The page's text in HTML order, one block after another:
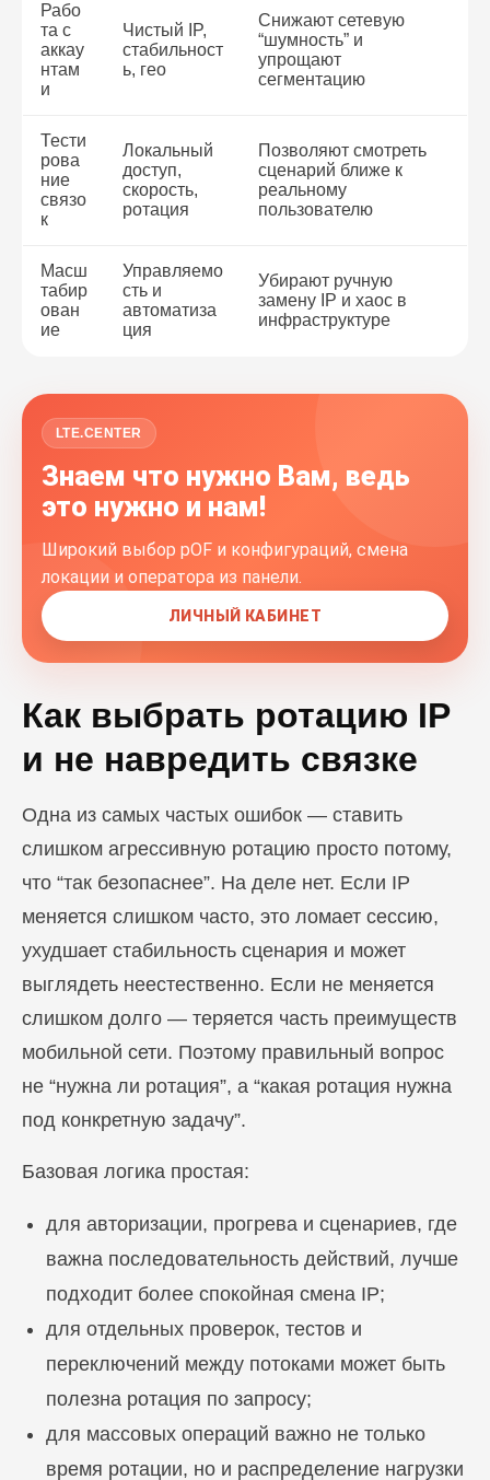
Рабо
та с
аккау
нтам
и
Чистый IP,
стабильност
ь, гео
Снижают сетевую
“шумность” и
упрощают
сегментацию
Тести
рова
ние
связо
к
Локальный
доступ,
скорость,
ротация
Позволяют смотреть
сценарий ближе к
реальному
пользователю
Масш
табир
ован
ие
Управляемо
сть и
автоматиза
ция
Убирают ручную
замену IP и хаос в
инфраструктуре
LTE.CENTER
Знаем что нужно Вам, ведь
это нужно и нам!
Широкий выбор pOF и конфигураций, смена
локации и оператора из панели.
ЛИЧНЫЙ КАБИНЕТ
Как выбрать ротацию IP
и не навредить связке
Одна из самых частых ошибок — ставить
слишком агрессивную ротацию просто потому,
что “так безопаснее”. На деле нет. Если IP
меняется слишком часто, это ломает сессию,
ухудшает стабильность сценария и может
выглядеть неестественно. Если не меняется
слишком долго — теряется часть преимуществ
мобильной сети. Поэтому правильный вопрос
не “нужна ли ротация”, а “какая ротация нужна
под конкретную задачу”.
Базовая логика простая:
для авторизации, прогрева и сценариев, где
важна последовательность действий, лучше
подходит более спокойная смена IP;
для отдельных проверок, тестов и
переключений между потоками может быть
полезна ротация по запросу;
для массовых операций важно не только
время ротации, но и распределение нагрузки